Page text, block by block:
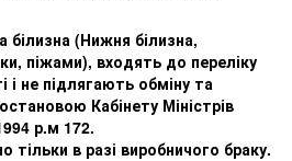
білизна (Нижня білизна,
піжами), входять до переліку
і не підлягають обміну та
Кабінету Міністрів
р.м 172.
тільки в разі виробничого браку.